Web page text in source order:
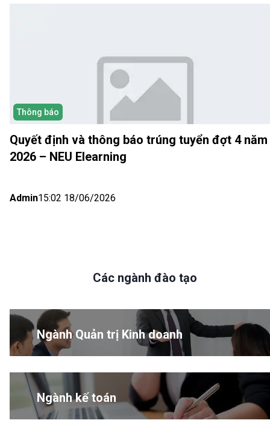
Thông báo
Quyết định và thông báo trúng tuyển đợt 4 năm
2026 – NEU Elearning
Admin15:02 18/06/2026
Các ngành đào tạo
Ngành Quản trị Kinh doanh
Ngành kế toán